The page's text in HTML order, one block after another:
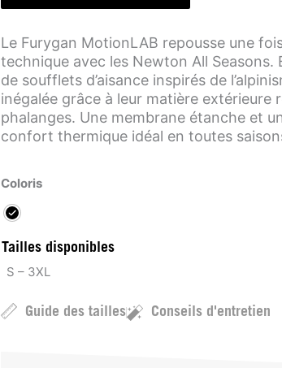
Le Furygan MotionLAB repousse une
technique avec les Newton All Seasons.
de soufflets d’aisance inspirés de
inégalée grâce à leur matière extérieure
phalanges. Une membrane étanche et
confort thermique idéal en toutes
Coloris
Tailles disponibles
S – 3XL
Guide des tailles Conseils d'entretien